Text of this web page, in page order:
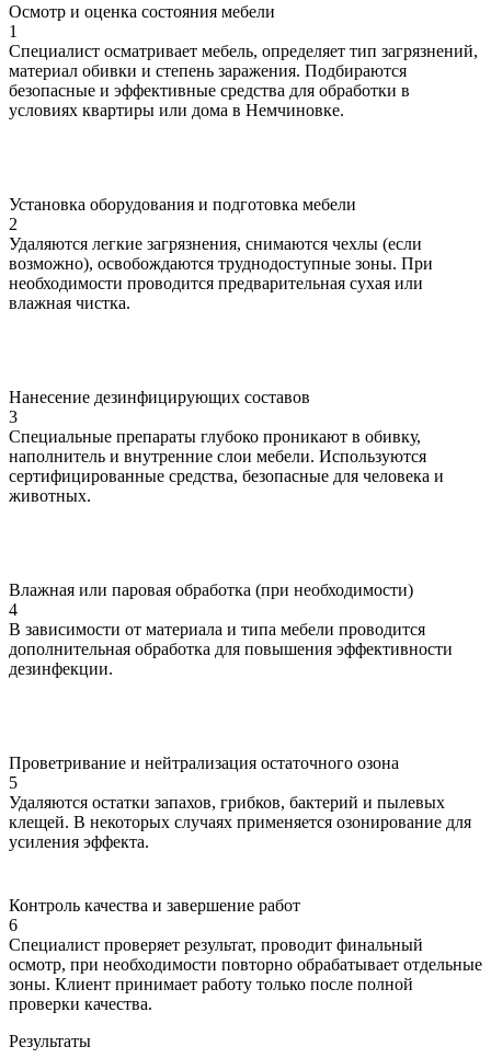
Осмотр и оценка состояния мебели
1
Специалист осматривает мебель, определяет тип загрязнений,
материал обивки и степень заражения. Подбираются
безопасные и эффективные средства для обработки в
условиях квартиры или дома в Немчиновке.
Установка оборудования и подготовка мебели
2
Удаляются легкие загрязнения, снимаются чехлы (если
возможно), освобождаются труднодоступные зоны. При
необходимости проводится предварительная сухая или
влажная чистка.
Нанесение дезинфицирующих составов
3
Специальные препараты глубоко проникают в обивку,
наполнитель и внутренние слои мебели. Используются
сертифицированные средства, безопасные для человека и
животных.
Влажная или паровая обработка (при необходимости)
4
В зависимости от материала и типа мебели проводится
дополнительная обработка для повышения эффективности
дезинфекции.
Проветривание и нейтрализация остаточного озона
5
Удаляются остатки запахов, грибков, бактерий и пылевых
клещей. В некоторых случаях применяется озонирование для
усиления эффекта.
Контроль качества и завершение работ
6
Специалист проверяет результат, проводит финальный
осмотр, при необходимости повторно обрабатывает отдельные
зоны. Клиент принимает работу только после полной
проверки качества.
Результаты